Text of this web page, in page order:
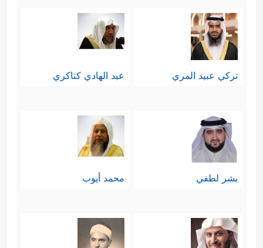
تركي عبيد المري عبد الهادي كناكري
بشر لطفي محمد أيوب